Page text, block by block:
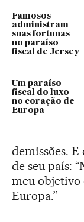
Famosos
administram
suas fortunas
no paraíso
fiscal de Jersey
Um paraíso
fiscal do luxo
no coração de
Europa
demissões.
de seu país:
meu objetivo
Europa.”